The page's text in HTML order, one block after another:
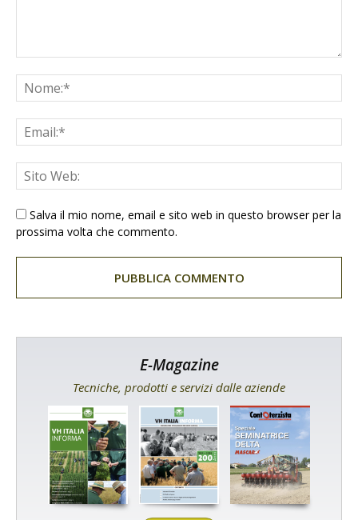
Salva il mio nome, email e sito web in questo browser per la
prossima volta che commento.
E-Magazine
Tecniche, prodotti e servizi dalle aziende